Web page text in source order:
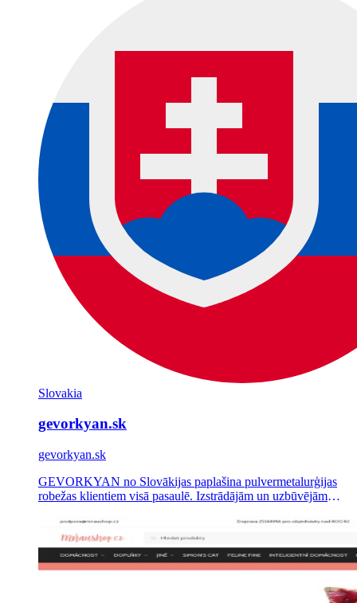
Slovakia
gevorkyan.sk
gevorkyan.sk
GEVORKYAN no Slovākijas paplašina pulvermetalurģijas
robežas klientiem visā pasaulē. Izstrādājām un uzbūvējām
tehnoloģijas un nozares.